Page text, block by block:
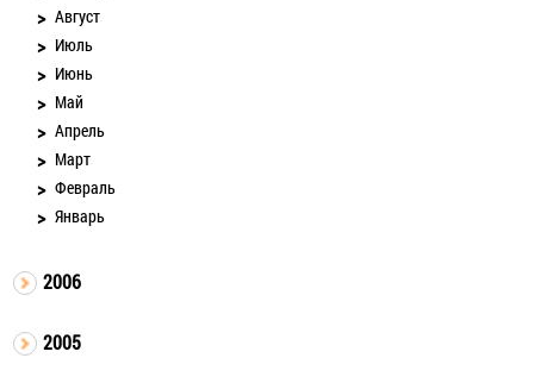
Август
Июль
Июнь
Май
Апрель
Март
Февраль
Январь
2006
2005